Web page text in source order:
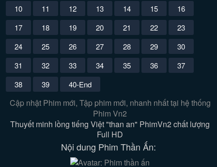
10
11 12 13 14 15
16
17
18 19 20 21 22
23
24
25 26 27 28 29
30
31
32 33 34 35 36
37
38
39 40-End
Cập nhật Phim mới, Tập phim mới, nhanh nhất tại hệ thống
Phim Vn2
Thuyết minh lồng tiếng Việt "than an" PhimVn2 chất lượng
Full HD
Nội dung Phim Thần Ấn: